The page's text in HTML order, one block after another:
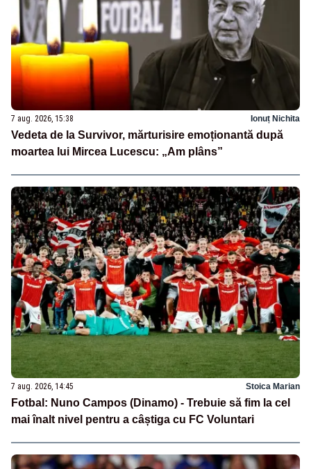
7 aug. 2026, 15:38 Ionuț Nichita
Vedeta de la Survivor, mărturisire emoționantă după
moartea lui Mircea Lucescu: „Am plâns”
7 aug. 2026, 14:45 Stoica Marian
Fotbal: Nuno Campos (Dinamo) - Trebuie să fim la cel
mai înalt nivel pentru a câștiga cu FC Voluntari